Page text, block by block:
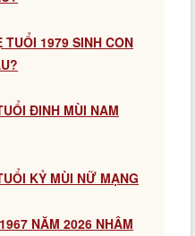
TUỔI 1979 SINH CON
ĐINH MÙI NAM
KỶ MÙI NỮ MẠNG
NĂM 2026 NHÂM